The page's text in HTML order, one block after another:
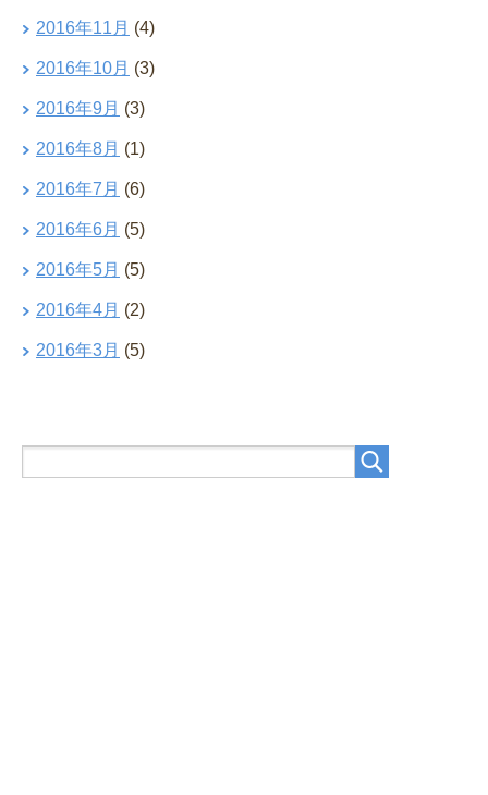
2016年11月 (4)
2016年10月 (3)
2016年9月 (3)
2016年8月 (1)
2016年7月 (6)
2016年6月 (5)
2016年5月 (5)
2016年4月 (2)
2016年3月 (5)